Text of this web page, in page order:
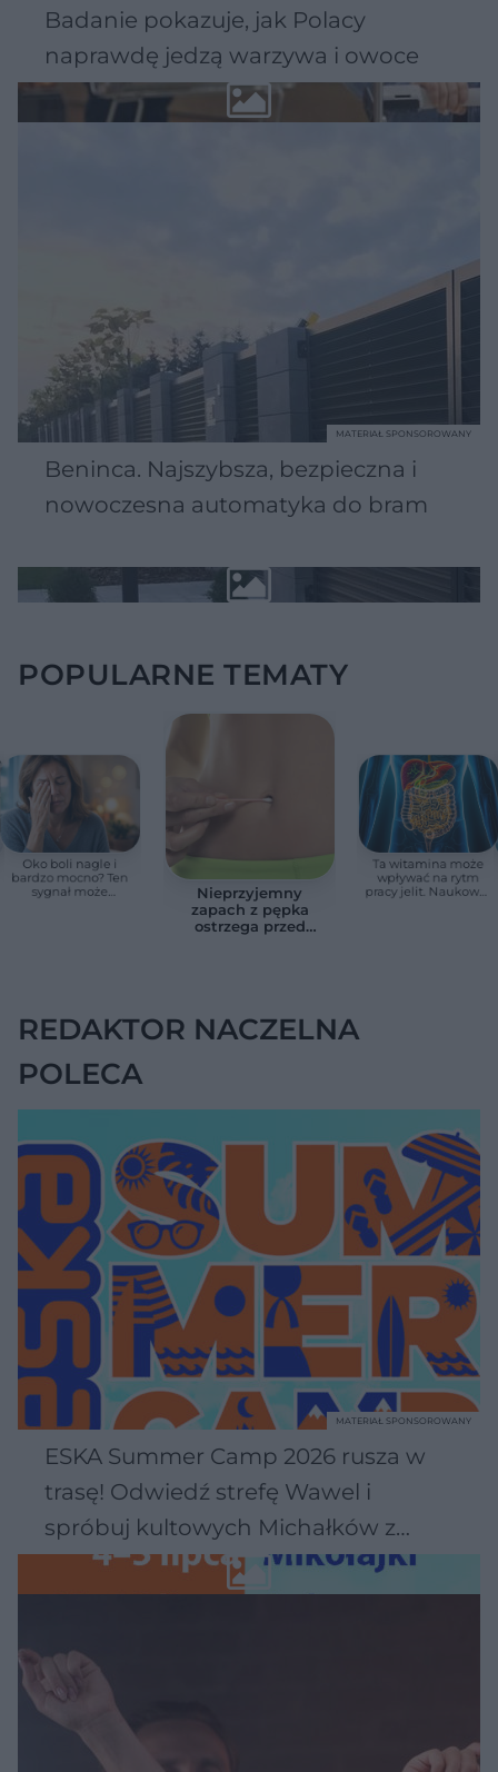
Badanie pokazuje, jak Polacy
naprawdę jedzą warzywa i owoce
Beninca. Najszybsza, bezpieczna i
nowoczesna automatyka do bram
MATERIAŁ SPONSOROWANY
POPULARNE TEMATY
Oko boli nagle i
bardzo mocno? Ten
sygnał może
Nieprzyjemny
zapach z pępka
ostrzega przed
Ta witamina może
wpływać na rytm
pracy jelit. Naukowcy
REDAKTOR NACZELNA
POLECA
ESKA Summer Camp 2026 rusza w
trasę! Odwiedź strefę Wawel i
spróbuj kultowych Michałków z
Wawelu
MATERIAŁ SPONSOROWANY